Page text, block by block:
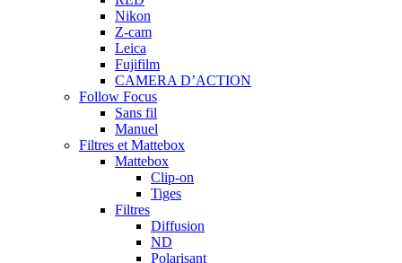
Nikon
Z-cam
Leica
Fujifilm
CAMERA D’ACTION
Follow Focus
Sans fil
Manuel
Filtres et Mattebox
Mattebox
Clip-on
Tiges
Filtres
Diffusion
ND
Polarisant